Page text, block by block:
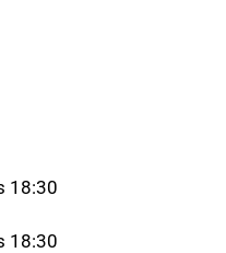
18:30
18:30